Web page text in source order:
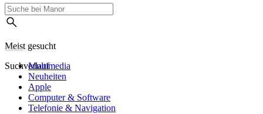
Meist gesucht
SuchverlaufMultimedia
Neuheiten
Apple
Computer & Software
Telefonie & Navigation